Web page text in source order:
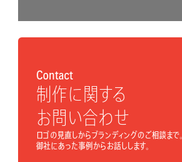
Contact
制作に関する
お問い合わせ
ロゴの見直しからブランディングのご相談まで。
御社にあった事例からお話しします。